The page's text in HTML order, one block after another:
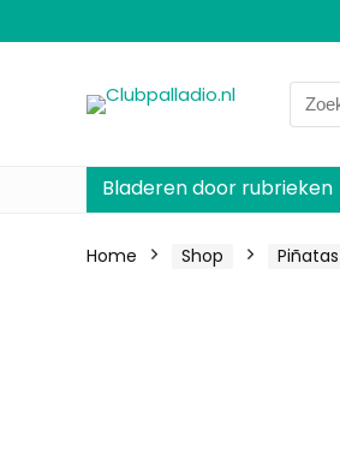
Search
for:
Bladeren door rubrieken
Home Shop Piñatas